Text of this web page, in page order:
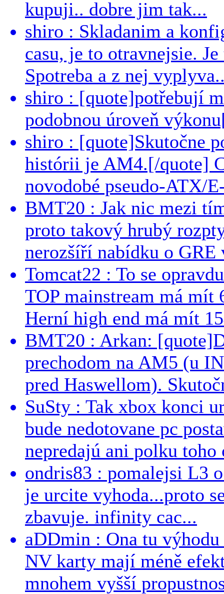
kupuji.. dobre jim tak...
shiro : Skladanim a
casu, je to otravnejsie.
Spotreba a z nej
shiro : [quote]potřebují
podobnou úroveň
shiro : [quote]Skutočne
histórii je AM4.[/quote]
novodobé pseudo-ATX/
BMT20 : Jak nic mezi
proto takový hrubý
nerozšíří nabídku o GRE
Tomcat22 : To se
TOP mainstream má
Herní high end má mít
BMT20 : Arkan:
prechodom na AM5 (u
pred Haswellom).
SuSty : Tak xbox konci
bude nedotovane pc
nepredajú ani polku toho
ondris83 : pomalejsi L3
je urcite vyhoda...proto
zbavuje. infinity cac...
aDDmin : Ona tu
NV karty mají méně
mnohem vyšší